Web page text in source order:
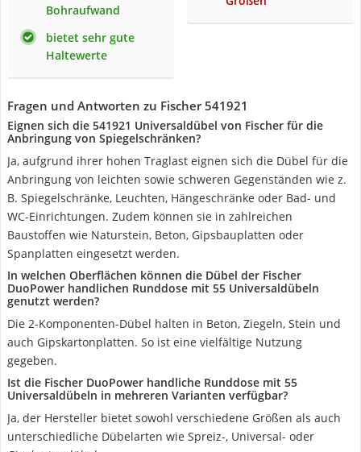
Bohraufwand
bietet sehr gute
Haltewerte
Fragen und Antworten zu Fischer 541921
Eignen sich die 541921 Universaldübel von Fischer für die
Anbringung von Spiegelschränken?
Ja, aufgrund ihrer hohen Traglast eignen sich die Dübel für die
Anbringung von leichten sowie schweren Gegenständen wie z.
B. Spiegelschränke, Leuchten, Hängeschränke oder Bad- und
WC-Einrichtungen. Zudem können sie in zahlreichen
Baustoffen wie Naturstein, Beton, Gipsbauplatten oder
Spanplatten eingesetzt werden.
In welchen Oberflächen können die Dübel der Fischer
DuoPower handlichen Runddose mit 55 Universaldübeln
genutzt werden?
Die 2-Komponenten-Dübel halten in Beton, Ziegeln, Stein und
auch Gipskartonplatten. So ist eine vielfältige Nutzung
gegeben.
Ist die Fischer DuoPower handliche Runddose mit 55
Universaldübeln in mehreren Varianten verfügbar?
Ja, der Hersteller bietet sowohl verschiedene Größen als auch
unterschiedliche Dübelarten wie Spreiz-, Universal- oder